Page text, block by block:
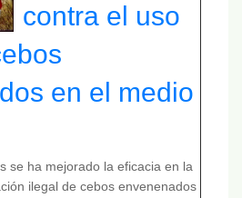
contra el uso
en el medio
se ha mejorado la eficacia en la
ilegal de cebos envenenados